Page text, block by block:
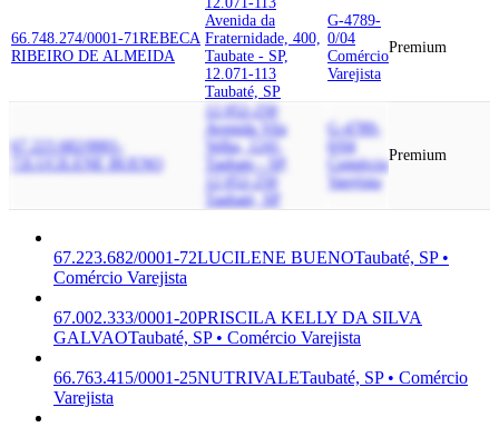
66.748.274/0001-71REBECA
RIBEIRO DE ALMEIDA
Avenida da
Fraternidade, 400,
Taubate - SP,
12.071-113
Taubaté, SP
G-4789-
0/04
Comércio
Varejista
Premium
67.223.682/0001-
LUCILENE BUENO
12.052-250
Avenida Vila
Velha, 1241,
Taubate - SP,
12.052-250
Taubaté, SP
G-4789-
0/04
Comércio
Varejista
Premium
67.223.682/0001-72LUCILENE BUENOTaubaté, SP •
Comércio Varejista
67.002.333/0001-20PRISCILA KELLY DA SILVA
GALVAOTaubaté, SP • Comércio Varejista
66.763.415/0001-25NUTRIVALETaubaté, SP • Comércio
Varejista